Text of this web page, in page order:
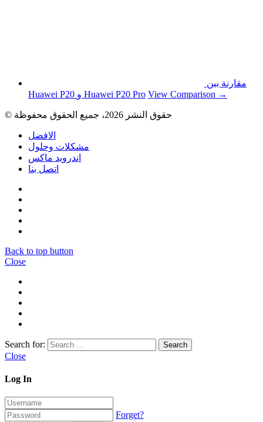
مقارنة بين
Huawei P20 و Huawei P20 Pro View Comparison →
الافضل
مشكلات وحلول
اندرويد ماكس
اتصل بنا
Back to top button
Close
Search for:
Close
Log In
Forget?